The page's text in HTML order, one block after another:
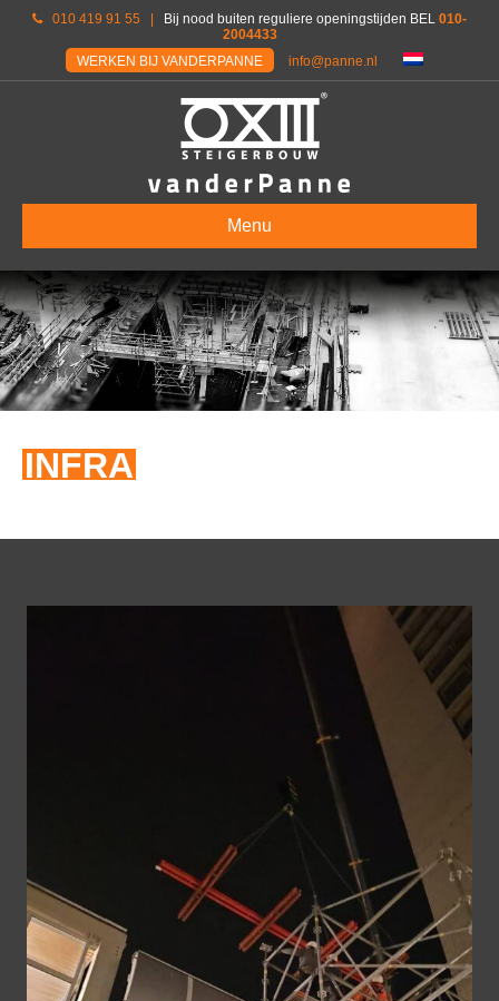
010 419 91 55 Bij nood buiten reguliere openingstijden BEL 010-
2004433
WERKEN BIJ VANDERPANNE
info@panne.nl
Menu
INFRA